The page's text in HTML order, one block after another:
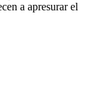
a apresurar el